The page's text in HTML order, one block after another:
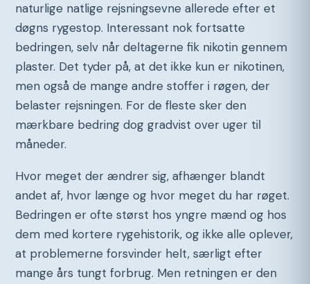
naturlige natlige rejsningsevne allerede efter et
døgns rygestop. Interessant nok fortsatte
bedringen, selv når deltagerne fik nikotin gennem
plaster. Det tyder på, at det ikke kun er nikotinen,
men også de mange andre stoffer i røgen, der
belaster rejsningen. For de fleste sker den
mærkbare bedring dog gradvist over uger til
måneder.
Hvor meget der ændrer sig, afhænger blandt
andet af, hvor længe og hvor meget du har røget.
Bedringen er ofte størst hos yngre mænd og hos
dem med kortere rygehistorik, og ikke alle oplever,
at problemerne forsvinder helt, særligt efter
mange års tungt forbrug. Men retningen er den